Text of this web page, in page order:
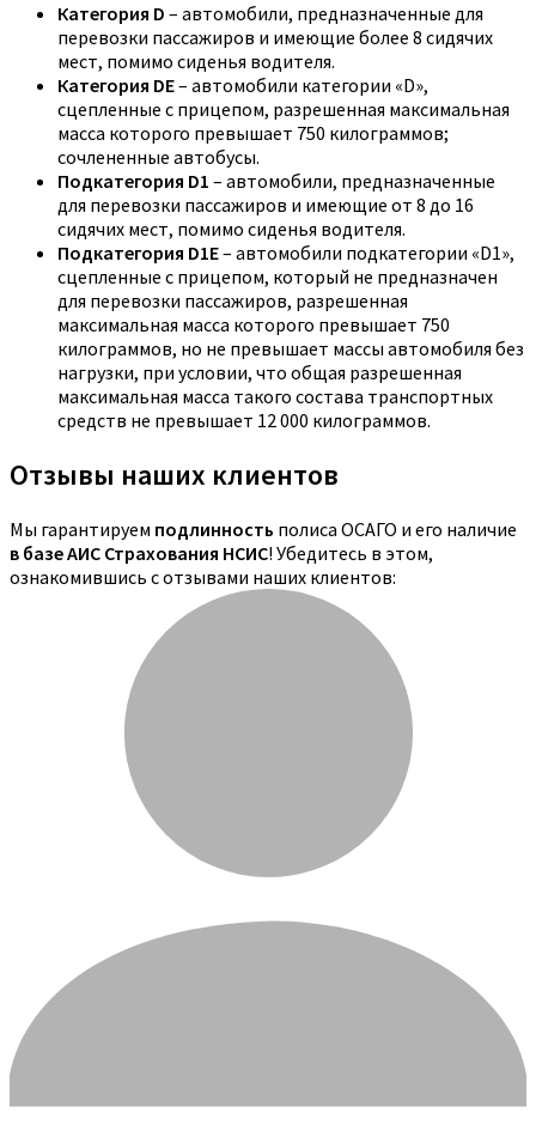
Категория D – автомобили, предназначенные для
перевозки пассажиров и имеющие более 8 сидячих
мест, помимо сиденья водителя.
Категория DE– автомобили категории «D»,
сцепленные с прицепом, разрешенная максимальная
масса которого превышает 750 килограммов;
сочлененные автобусы.
Подкатегория D1 – автомобили, предназначенные
для перевозки пассажиров и имеющие от 8 до 16
сидячих мест, помимо сиденья водителя.
Подкатегория D1E– автомобили подкатегории «D1»,
сцепленные с прицепом, который не предназначен
для перевозки пассажиров, разрешенная
максимальная масса которого превышает 750
килограммов, но не превышает массы автомобиля без
нагрузки, при условии, что общая разрешенная
максимальная масса такого состава транспортных
средств не превышает 12 000 килограммов.
Отзывы наших клиентов
Мы гарантируем подлинность полиса ОСАГО и его наличие
в базе АИС Страхования НСИС! Убедитесь в этом,
ознакомившись с отзывами наших клиентов: